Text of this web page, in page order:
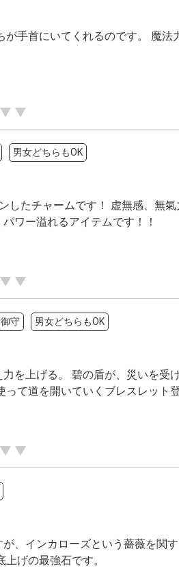
手首にいてくれるのです。 魔法
男女どちらもOK
したチャームです！ 虚無感、無
ワー溢れるアイテムです！！
守 男女どちらもOK
を上げる。 碧の盾が、災いを受
て道を開いていくブレスレット登
、インカローズという薔薇を関
げの最強石です。